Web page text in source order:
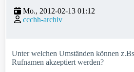
Mo., 2012-02-13 01:12
ccchh-archiv
Unter welchen Umständen können
Rufnamen akzeptiert werden?